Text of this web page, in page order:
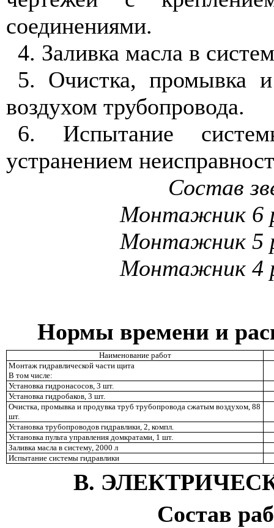
соединениями.
4. Заливка масла в
5. Очистка, промывка
воздухом трубопровода.
6. Испытание
устранением
Состав
Монтажник 6
Монтажник 5
Монтажник 4
Нормы времени и
Наименование работ
Монтаж гидравлической части щита
В том числе:
Установка гидронасосов, 3 шт.
Установка гидробаков, 3 шт.
Очистка, промывка и продувка труб трубопровода сжатым воздухом, 88
шт.
Установка трубопроводов гидравлики, 2, компл.
Установка пульта управления домкратами, 1 шт.
Заливка масла в систему, 2000 л
Испытание системы гидравлики
В.
Состав